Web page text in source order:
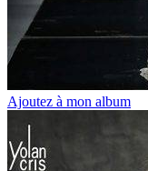
Ajoutez à mon album